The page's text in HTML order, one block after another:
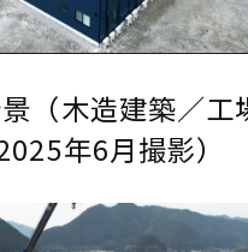
（木造建築／工
年6月撮影